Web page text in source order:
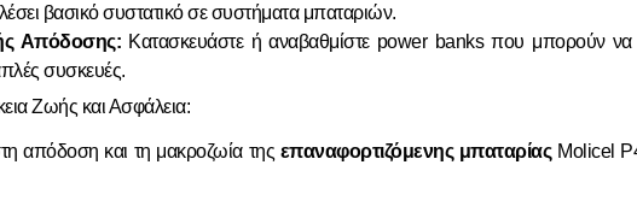
βασικό συστατικό σε συστήματα μπαταριών.
Απόδοσης: Κατασκευάστε ή αναβαθμίστε power banks που μπορούν να
συσκευές.
Ζωής και Ασφάλεια:
απόδοση και τη μακροζωία της επαναφορτιζόμενης μπαταρίαςMolicel